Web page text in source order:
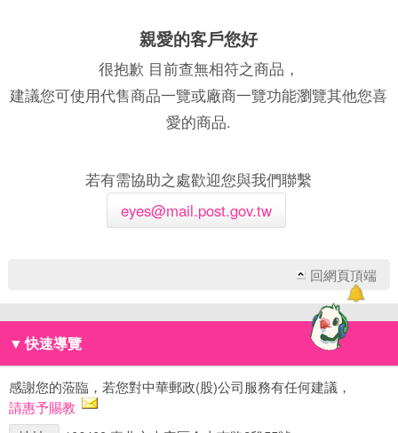
親愛的客戶您好
很抱歉 目前查無相符之商品，
建議您可使用代售商品一覽或廠商一覽功能瀏覽其他您喜
愛的商品.
若有需協助之處歡迎您與我們聯繫
eyes@mail.post.gov.tw
回網頁頂端
▼ 快速導覽
感謝您的蒞臨，若您對中華郵政(股)公司服務有任何建議，
請惠予賜教